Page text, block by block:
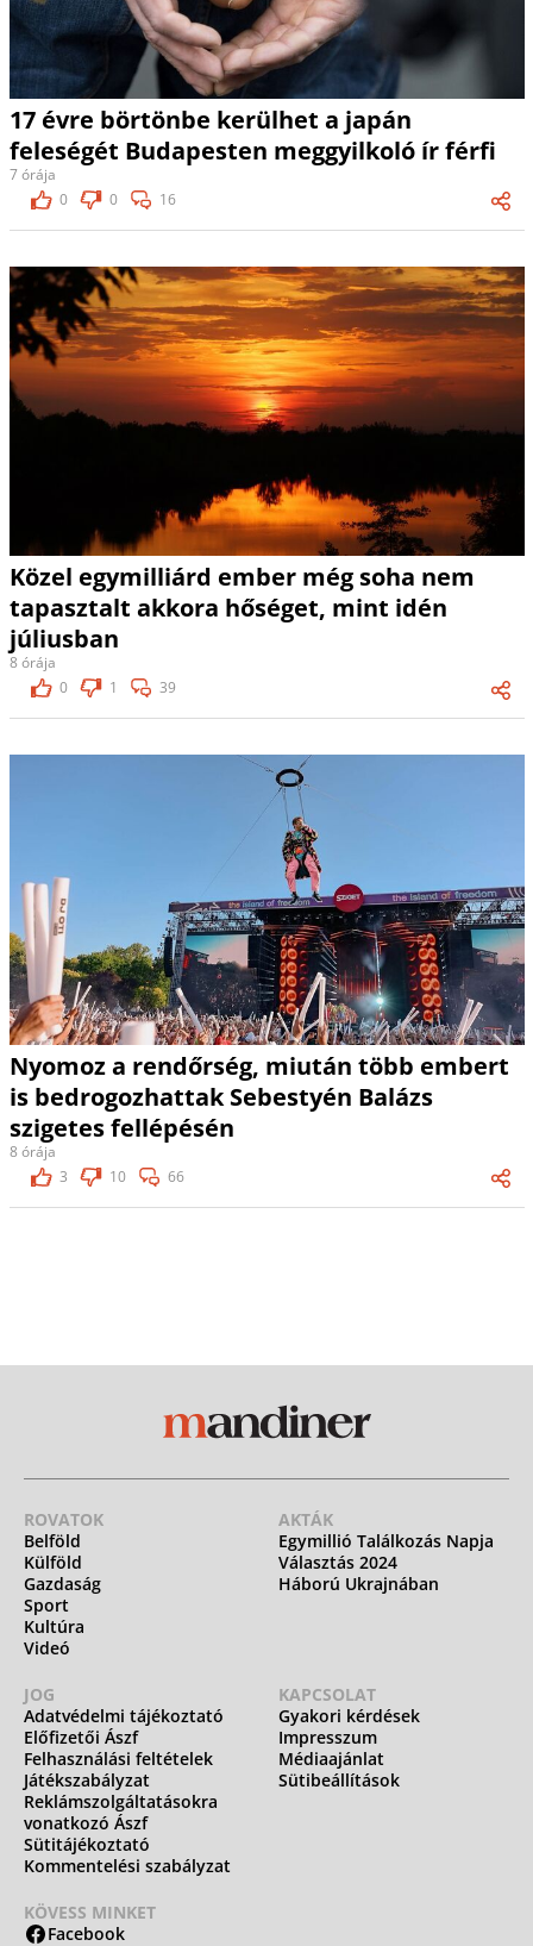
17 évre börtönbe kerülhet a japán
feleségét Budapesten meggyilkoló ír férfi
7 órája
0
0 16
Közel egymilliárd ember még soha nem
tapasztalt akkora hőséget, mint idén
júliusban
8 órája
0
1 39
Nyomoz a rendőrség, miután több embert
is bedrogozhattak Sebestyén Balázs
szigetes fellépésén
8 órája
3
10 66
ROVATOK
Belföld
Külföld
Gazdaság
Sport
Kultúra
Videó
AKTÁK
Egymillió Találkozás Napja
Választás 2024
Háború Ukrajnában
JOG
Adatvédelmi tájékoztató
Előfizetői Ászf
Felhasználási feltételek
Játékszabályzat
Reklámszolgáltatásokra
vonatkozó Ászf
Sütitájékoztató
Kommentelési szabályzat
KAPCSOLAT
Gyakori kérdések
Impresszum
Médiaajánlat
Sütibeállítások
KÖVESS MINKET
Facebook